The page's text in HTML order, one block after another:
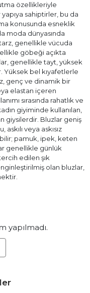
özellikleriyle
sahiptirler, bu da
konusunda esneklik
moda dünyasında
genellikle vücuda
göbeği açıkta
genellikle tayt, yüksek
bel kıyafetlerle
genç ve dinamik bir
elastan içeren
sırasında rahatlık ve
giyiminde kullanılan,
giysilerdir. Bluzlar geniş
veya askısız
pamuk, ipek, keten
genellikle günlük
edilen şık
olan bluzlar,
yapılmadı.